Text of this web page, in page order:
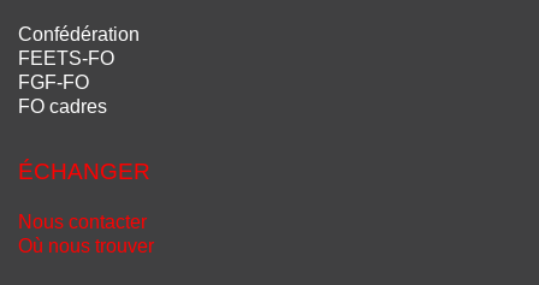
Confédération
FEETS-FO
FGF-FO
FO cadres
ÉCHANGER
Nous contacter
Où nous trouver